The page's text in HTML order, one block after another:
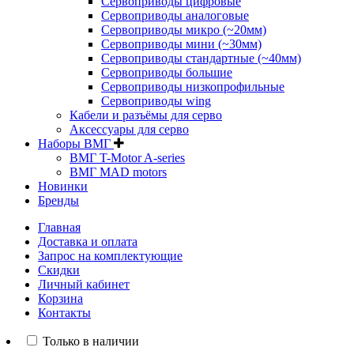
Сервоприводы аналоговые
Сервоприводы микро (~20мм)
Сервоприводы мини (~30мм)
Сервоприводы стандартные (~40мм)
Сервоприводы большие
Сервоприводы низкопрофильные
Сервоприводы wing
Кабели и разъёмы для серво
Аксессуары для серво
Наборы ВМГ
ВМГ T-Motor A-series
ВМГ MAD motors
Новинки
Бренды
Главная
Доставка и оплата
Запрос на комплектующие
Скидки
Личный кабинет
Корзина
Контакты
Только в наличии